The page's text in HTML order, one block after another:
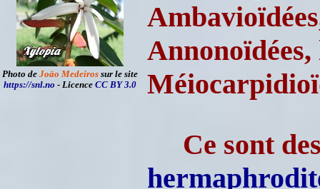
Photo de Joäo Medeiros sur le site
https://snl.no - Licence CC BY 3.0
Annonoïdées,
Ce sont